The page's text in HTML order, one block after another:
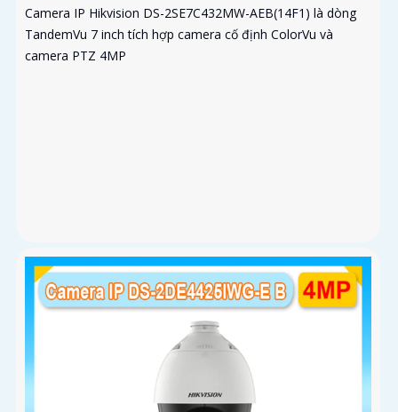
Camera IP Hikvision DS-2SE7C432MW-AEB(14F1) là dòng
TandemVu 7 inch tích hợp camera cố định ColorVu và
camera PTZ 4MP